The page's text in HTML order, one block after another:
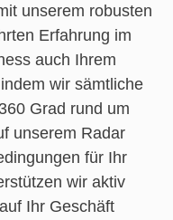
unserem robusten
Erfahrung im
auch Ihrem
wir sämtliche
Grad rund um
unserem Radar
für Ihr
wir aktiv
Ihr Geschäft